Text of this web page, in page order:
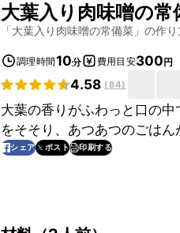
大葉入り肉味噌の常
「大葉入り肉味噌の常備菜 」の作
調理時間10分 費用目安300円
4.58 (84)
大葉の香りがふわっと口の
をそそり、あつあつのごはん
シェア ポスト 印刷する